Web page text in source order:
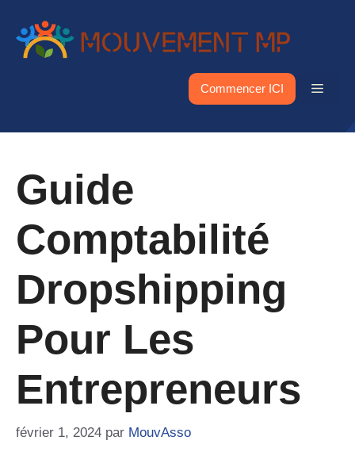
contenu
Commencer ICI Menu
Guide
Comptabilité
Dropshipping
Pour Les
Entrepreneurs
février 1, 2024 par MouvAsso